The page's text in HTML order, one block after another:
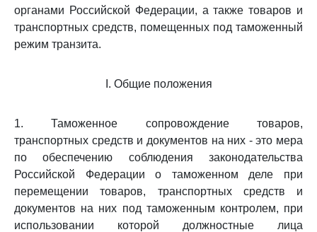
органами Российской Федерации, а также товаров и
транспортных средств, помещенных под таможенный
режим транзита.
I. Общие положения
1. Таможенное сопровождение товаров,
транспортных средств и документов на них - это мера
по обеспечению соблюдения законодательства
Российской Федерации о таможенном деле при
перемещении товаров, транспортных средств и
документов на них под таможенным контролем, при
использовании которой должностные лица